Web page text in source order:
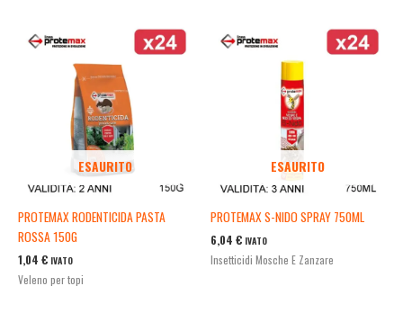
ESAURITO
PROTEMAX RODENTICIDA PASTA
ROSSA 150G
1,04 € IVATO
Veleno per topi
ESAURITO
PROTEMAX S-NIDO SPRAY 750ML
6,04 € IVATO
Insetticidi Mosche E Zanzare